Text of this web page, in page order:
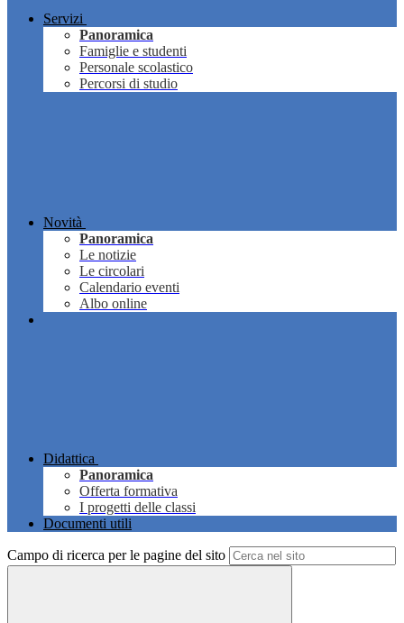
Servizi
Panoramica
Famiglie e studenti
Personale scolastico
Percorsi di studio
Novità
Panoramica
Le notizie
Le circolari
Calendario eventi
Albo online
Didattica
Panoramica
Offerta formativa
I progetti delle classi
Documenti utili
Campo di ricerca per le pagine del sito